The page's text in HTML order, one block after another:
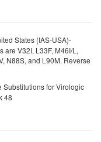
States (IAS-USA)-
are V32I, L33F, M46I/L,
N88S, and L90M. Reverse
Substitutions for Virologic
48